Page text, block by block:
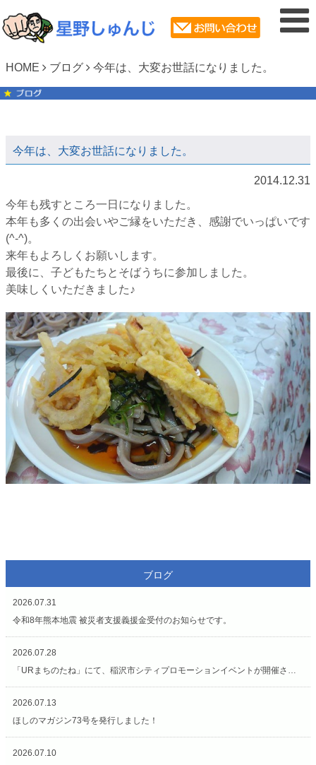
HOME ブログ 今年は、大変お世話になりました。
今年は、大変お世話になりました。
2014.12.31
今年も残すところ一日になりました。
本年も多くの出会いやご縁をいただき、感謝でいっぱいです
(^-^)。
来年もよろしくお願いします。
最後に、子どもたちとそばうちに参加しました。
美味しくいただきました♪
ブログ
2026.07.31
令和8年熊本地震 被災者支援義援金受付のお知らせです。
2026.07.28
「URまちのたね」にて、稲沢市シティプロモーションイベントが開催されています（7/27〜8/2）
2026.07.13
ほしのマガジン73号を発行しました！
2026.07.10